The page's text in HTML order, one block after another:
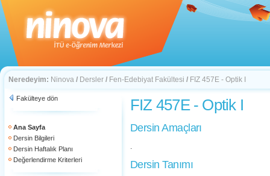
Neredeyim: Ninova / Dersler / Fen-Edebiyat Fakültesi / FIZ 457E - Optik I
Fakülteye dön
Ana Sayfa
Dersin Bilgileri
Dersin Haftalık Planı
Değerlendirme Kriterleri
FIZ 457E - Optik I
Dersin Amaçları
.
Dersin Tanımı